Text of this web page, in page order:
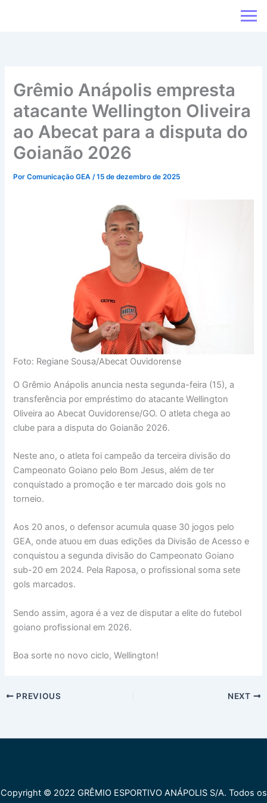
Grêmio Anápolis empresta
atacante Wellington Oliveira
ao Abecat para a disputa do
Goianão 2026
PorComunicação GEA/15 de dezembro de 2025
Foto: Regiane Sousa/Abecat Ouvidorense
O Grêmio Anápolis anuncia nesta segunda-feira (15), a
transferência por empréstimo do atacante Wellington
Oliveira ao Abecat Ouvidorense/GO. O atleta chega ao
clube para a disputa do Goianão 2026.
Neste ano, o atleta foi campeão da terceira divisão do
Campeonato Goiano pelo Bom Jesus, além de ter
conquistado a promoção e ter marcado dois gols no
torneio.
Aos 20 anos, o defensor acumula quase 30 jogos pelo
GEA, onde atuou em duas edições da Divisão de Acesso e
conquistou a segunda divisão do Campeonato Goiano
sub-20 em 2024. Pela Raposa, o profissional soma sete
gols marcados.
Sendo assim, agora é a vez de disputar a elite do futebol
goiano profissional em 2026.
Boa sorte no novo ciclo, Wellington!
PREVIOUS NEXT
Copyright © 2022 GRÊMIO ESPORTIVO ANÁPOLIS S/A. Todos os